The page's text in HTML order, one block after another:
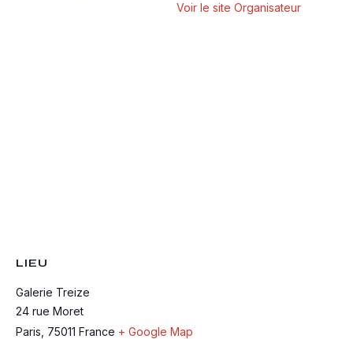
Voir le site Organisateur
LIEU
Galerie Treize
24 rue Moret
Paris 75011 France + Google Map